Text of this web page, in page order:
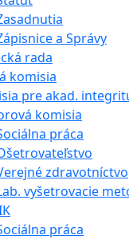
a Správy
rada
komisia
pre akad.
komisia
práca
zdravotníctvo
vyšetrovacie
práca